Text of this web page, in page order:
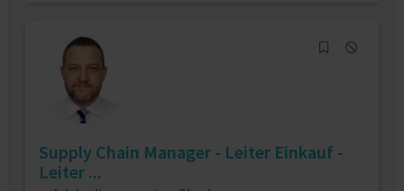
Supply Chain Manager - Leiter Einkauf -
Leiter ...